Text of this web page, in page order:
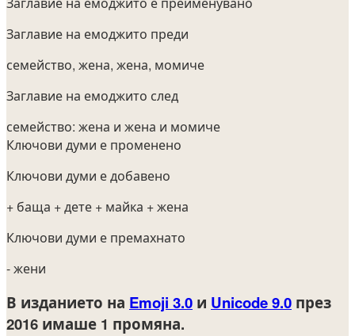
Заглавие на емоджито преди
семейство, жена, жена, момиче
Заглавие на емоджито след
семейство: жена и жена и момиче
Ключови думи е променено
Ключови думи е добавено
+ баща + дете + майка + жена
Ключови думи е премахнато
- жени
В изданието на Emoji 3.0 и Unicode 9.0 през
2016 имаше 1 промяна.